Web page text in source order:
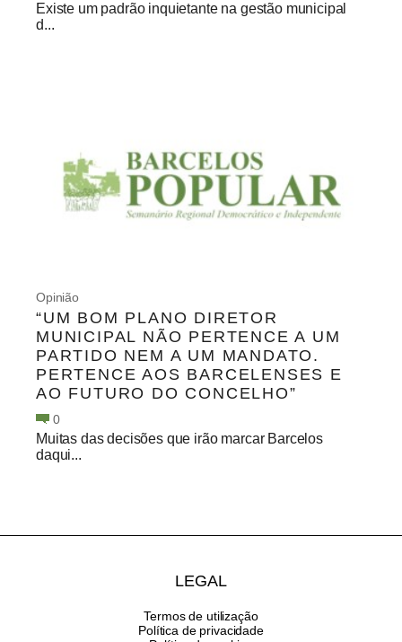
Existe um padrão inquietante na gestão municipal
d...
Opinião
“UM BOM PLANO DIRETOR
MUNICIPAL NÃO PERTENCE A UM
PARTIDO NEM A UM MANDATO.
PERTENCE AOS BARCELENSES E
AO FUTURO DO CONCELHO”
0
Muitas das decisões que irão marcar Barcelos
daqui...
LEGAL
Termos de utilização
Política de privacidade